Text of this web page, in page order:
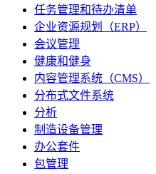
任务管理和待办清单
企业资源规划（ERP）
会议管理
健康和健身
内容管理系统（CMS）
分布式文件系统
分析
制造设备管理
办公套件
包管理